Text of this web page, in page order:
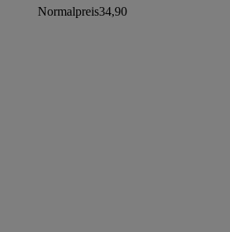
Normalpreis34,90